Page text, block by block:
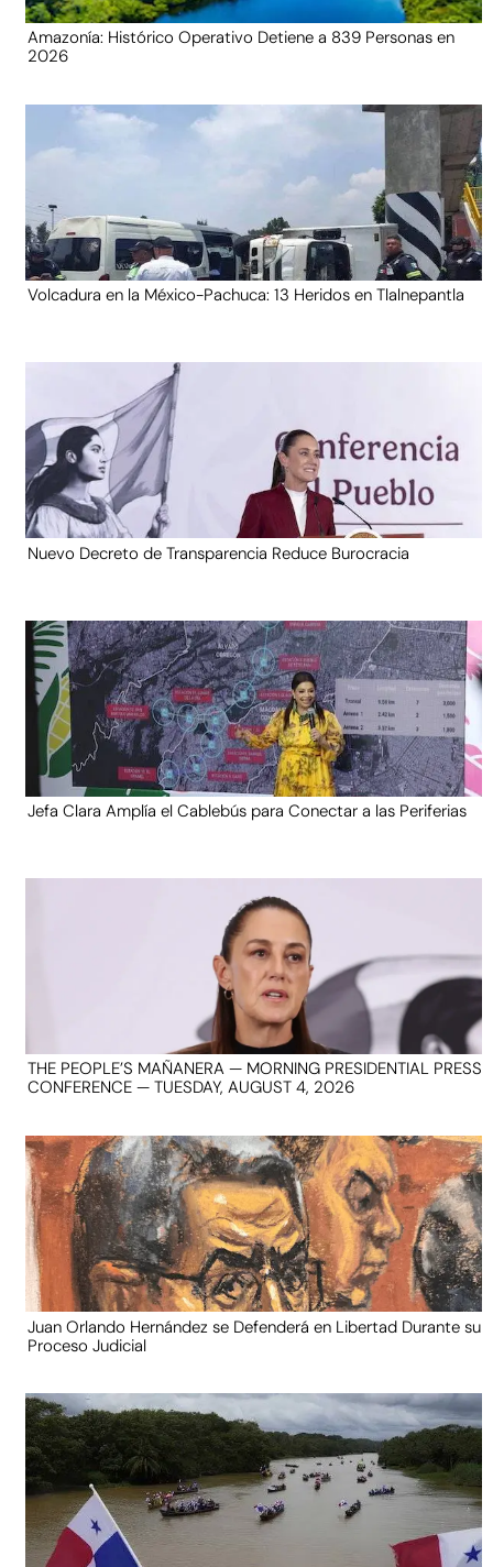
Amazonía: Histórico Operativo Detiene a 839 Personas en
2026
Volcadura en la México-Pachuca: 13 Heridos en Tlalnepantla
Nuevo Decreto de Transparencia Reduce Burocracia
Jefa Clara Amplía el Cablebús para Conectar a las Periferias
THE PEOPLE’S MAÑANERA — MORNING PRESIDENTIAL PRESS
CONFERENCE — TUESDAY, AUGUST 4, 2026
Juan Orlando Hernández se Defenderá en Libertad Durante su
Proceso Judicial